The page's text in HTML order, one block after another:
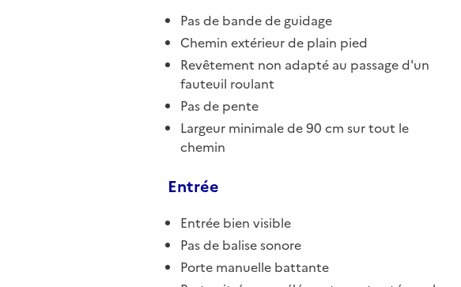
Pas de bande de guidage
Chemin extérieur de plain pied
Revêtement non adapté au passage d'un
fauteuil roulant
Pas de pente
Largeur minimale de 90 cm sur tout le
chemin
Entrée
Entrée bien visible
Pas de balise sonore
Porte manuelle battante